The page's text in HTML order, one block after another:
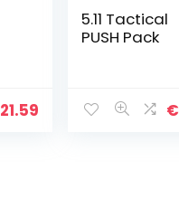
21.59
5.11 Tactical
PUSH Pack
€